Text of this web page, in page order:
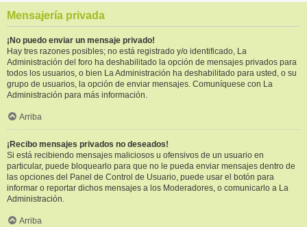
Mensajería privada
¡No puedo enviar un mensaje privado!
Hay tres razones posibles; no está registrado y/o identificado, La
Administración del foro ha deshabilitado la opción de mensajes privados para
todos los usuarios, o bien La Administración ha deshabilitado para usted, o su
grupo de usuarios, la opción de enviar mensajes. Comuníquese con La
Administración para más información.
Arriba
¡Recibo mensajes privados no deseados!
Si está recibiendo mensajes maliciosos u ofensivos de un usuario en
particular, puede bloquearlo para que no le pueda enviar mensajes dentro de
las opciones del Panel de Control de Usuario, puede usar el botón para
informar o reportar dichos mensajes a los Moderadores, o comunicarlo a La
Administración.
Arriba